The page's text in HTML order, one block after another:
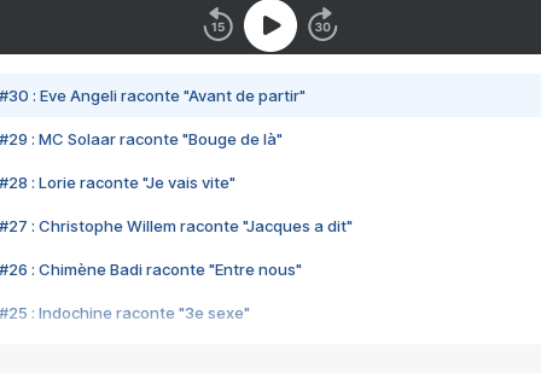
#30 : Eve Angeli raconte "Avant de partir"
#29 : MC Solaar raconte "Bouge de là"
#28 : Lorie raconte "Je vais vite"
#27 : Christophe Willem raconte "Jacques a dit"
#26 : Chimène Badi raconte "Entre nous"
#25 : Indochine raconte "3e sexe"